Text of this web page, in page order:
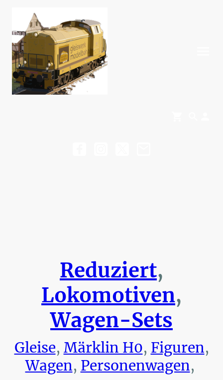
Reduziert,
Lokomotiven,
Wagen-Sets
Gleise, Märklin H0, Figuren,
Wagen, Personenwagen,